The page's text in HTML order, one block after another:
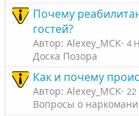
Почему
гостей?
Автор: Alexey_MCK 4
Доска Позора
Как и почему
Автор: Alexey_MCK 22
Вопросы о